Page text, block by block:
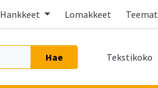
Hankkeet Lomakkeet Teemat
Hae Tekstikoko